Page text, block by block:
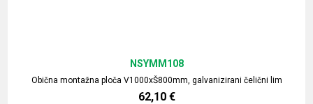
Obična montažna ploča V1000xŠ800mm, galvanizirani čelični lim
NSYMM108
62,10 €